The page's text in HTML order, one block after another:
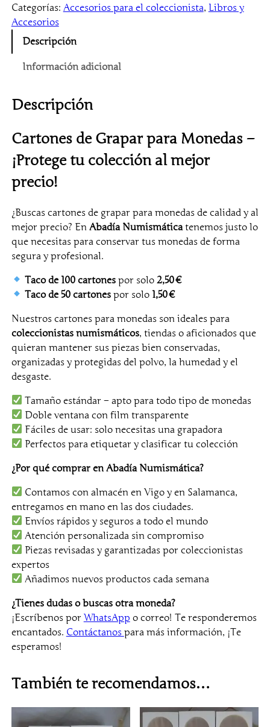
0
0
C
n
s
e
g
r
p
a
r
m
o
n
e
d
a
s
T
O
A
L
A
S
M
E
D
I
D
A
S
Categorías: Accesorios para el coleccionista, Libros y
Accesorios
Descripción
Información adicional
Descripción
Cartones de Grapar para Monedas –
¡Protege tu colección al mejor
precio!
¿Buscas cartones de grapar para monedas de calidad y al
mejor precio? En Abadía Numismáticatenemos justo lo
que necesitas para conservar tus monedas de forma
segura y profesional.
Taco de 100 cartonespor solo 2,50 €
Taco de 50 cartonespor solo 1,50 €
Nuestros cartones para monedas son ideales para
coleccionistas numismáticos, tiendas o aficionados que
quieran mantener sus piezas bien conservadas,
organizadas y protegidas del polvo, la humedad y el
desgaste.
Tamaño estándar – apto para todo tipo de monedas
Doble ventana con film transparente
Fáciles de usar: solo necesitas una grapadora
Perfectos para etiquetar y clasificar tu colección
¿Por qué comprar en Abadía Numismática?
Contamos con almacén en Vigo y en Salamanca,
entregamos en mano en las dos ciudades.
Envíos rápidos y seguros a todo el mundo
Atención personalizada sin compromiso
Piezas revisadas y garantizadas por coleccionistas
expertos
Añadimos nuevos productos cada semana
¿Tienes dudas o buscas otra moneda?
¡Escríbenos por WhatsApp o correo! Te responderemos
encantados. Contáctanos para más información, ¡Te
esperamos!
También te recomendamos…